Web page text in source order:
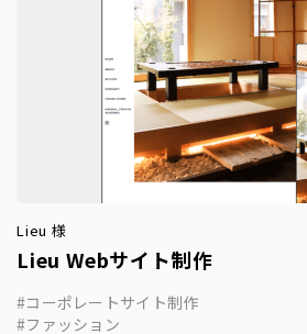
Lieu 様
Lieu Webサイト制作
コーポレートサイト制作
ファッション